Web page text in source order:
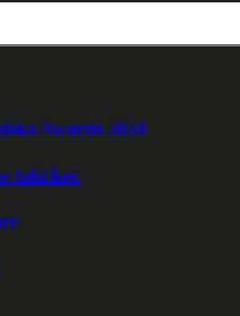
Awards 2024
taki koc